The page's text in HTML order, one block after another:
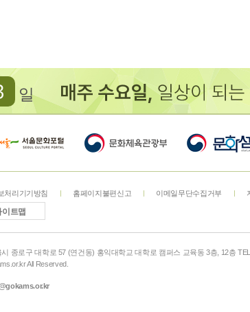
일
처리기기방침 홈페이지불편신고 이메일무단수집거부
이트맵
종로구 대학로 57 (연건동) 홍익대학교 대학로 캠퍼스 교육동 3층, 12층
All Reserved.